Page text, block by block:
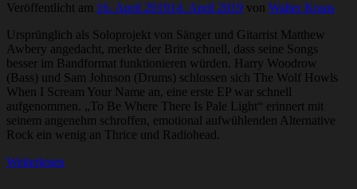
Veröffentlicht am 16. April 201914. April 2019 von Walter Kraus
Ursprünglich als Soloprojekt von Sänger und Gitarrist Matthew
Awbery angedacht, merkte der Brite schnell, dass seine Songs
besser im Bandformat funktionieren würden. Harry Woodrow
(Bass) und Sam Johnson (Drums) schlossen sich The Wolf Howls
When I Scream Your Name an, eine erste EP war schnell
aufgenommen. „To Be Where There Is Pale Light“ erinnert mit
seinem angenehm schroffen, emotional aufwühlenden Alternative
Rock ein wenig an Thrice und Radiohead.
Weiterlesen